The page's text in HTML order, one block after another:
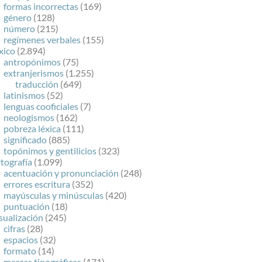
formas incorrectas (169)
género (128)
número (215)
regímenes verbales (155)
(2.894)
antropónimos (75)
extranjerismos (1.255)
traducción (649)
latinismos (52)
lenguas cooficiales (7)
neologismos (162)
pobreza léxica (111)
significado (885)
topónimos y gentilicios (323)
(1.099)
acentuación y pronunciación (248)
errores escritura (352)
mayúsculas y minúsculas (420)
puntuación (18)
(245)
cifras (28)
espacios (32)
formato (14)